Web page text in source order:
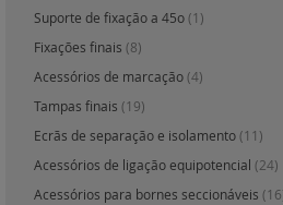
Suporte de fixação a 45o(1)
Fixações finais (8)
Acessórios de marcação(4)
Tampas finais (19)
Ecrãs de separação e isolamento(11)
Acessórios de ligação equipotencial (24)
Acessórios para bornes seccionáveis